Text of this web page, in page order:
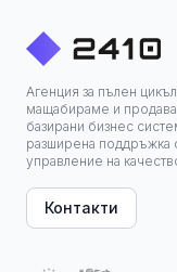
Агенция за пълен
мащабираме и
базирани бизнес
разширена поддръжка
управление на
Контакти